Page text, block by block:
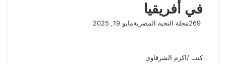
في أفريقيا
مجلة النخبة المصريةمايو 19, 2025
كتب /اكرم الشرقاوي